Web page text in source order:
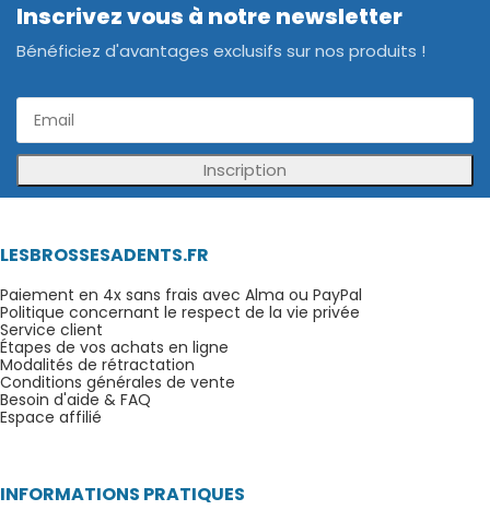
Inscrivez vous à notre newsletter
Bénéficiez d'avantages exclusifs sur nos produits !
Inscription
LESBROSSESADENTS.FR
Paiement en 4x sans frais avec Alma ou PayPal
Politique concernant le respect de la vie privée
Service client
Étapes de vos achats en ligne
Modalités de rétractation
Conditions générales de vente
Besoin d'aide & FAQ
Espace affilié
INFORMATIONS PRATIQUES